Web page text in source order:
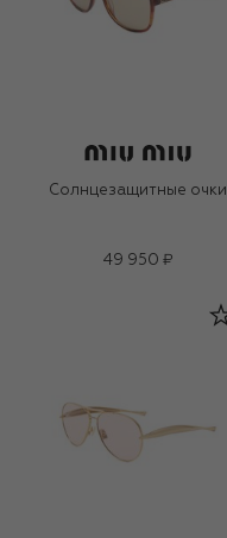
Солнцезащитные очки
49 950 ₽